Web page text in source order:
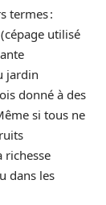
termes :
(cépage utilisé
jardin
donné à des
si tous ne
richesse
dans les